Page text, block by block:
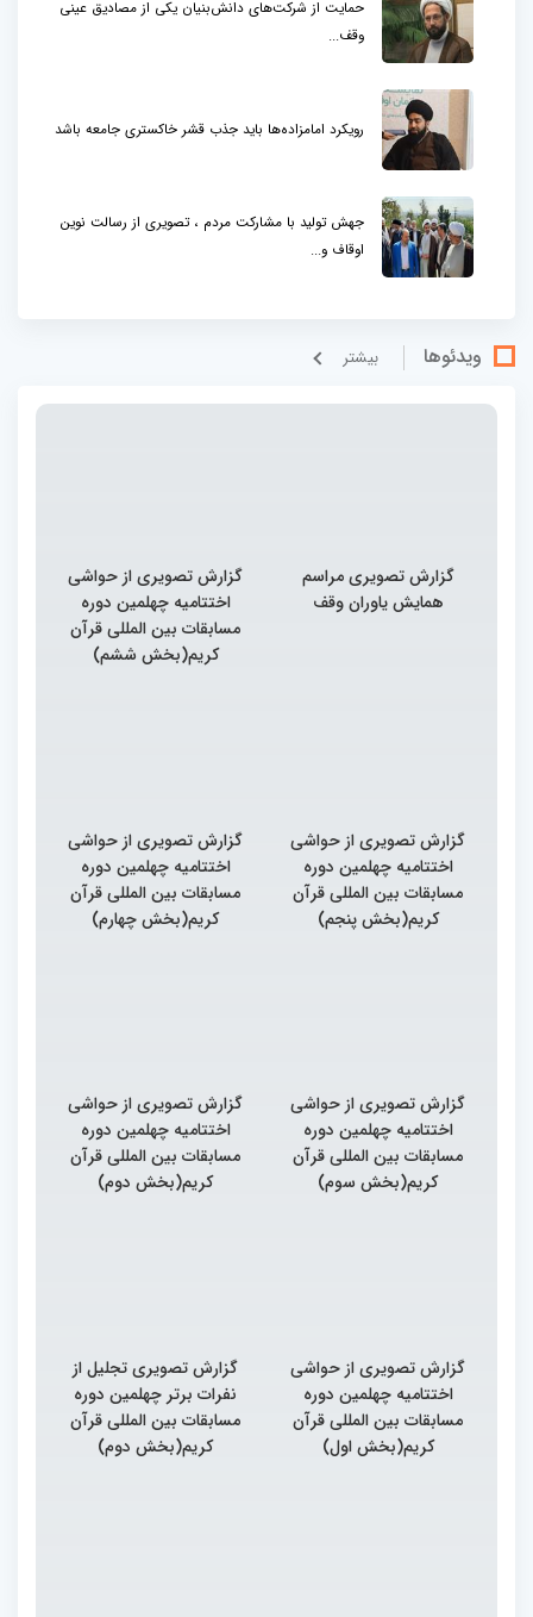
حمایت از شرکت‌های دانش‌بنیان یکی از مصادیق عینی
وقف...
رویکرد امامزاده‌ها باید جذب قشر خاکستری جامعه باشد
جهش تولید با مشارکت مردم ، تصویری از رسالت نوین
اوقاف و...
ویدئوها بيشتر
گزارش تصویری مراسم
همایش یاوران وقف
گزارش تصویری از حواشی
اختتامیه چهلمین دوره
مسابقات بین المللی قرآن
کریم(بخش ششم)
گزارش تصویری از حواشی
اختتامیه چهلمین دوره
مسابقات بین المللی قرآن
کریم(بخش پنجم)
گزارش تصویری از حواشی
اختتامیه چهلمین دوره
مسابقات بین المللی قرآن
کریم(بخش چهارم)
گزارش تصویری از حواشی
اختتامیه چهلمین دوره
مسابقات بین المللی قرآن
کریم(بخش سوم)
گزارش تصویری از حواشی
اختتامیه چهلمین دوره
مسابقات بین المللی قرآن
کریم(بخش دوم)
گزارش تصویری از حواشی
اختتامیه چهلمین دوره
مسابقات بین المللی قرآن
کریم(بخش اول)
گزارش تصویری تجلیل از
نفرات برتر چهلمین دوره
مسابقات بین المللی قرآن
کریم(بخش دوم)